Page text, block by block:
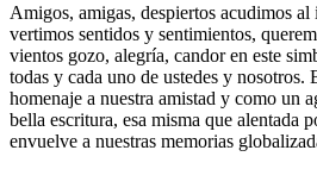
Amigos, amigas, despiertos acudimos al
vertimos sentidos y sentimientos,
vientos gozo, alegría, candor en este
todas y cada uno de ustedes y nosotros.
homenaje a nuestra amistad y como un
bella escritura, esa misma que alentada
envuelve a nuestras memorias